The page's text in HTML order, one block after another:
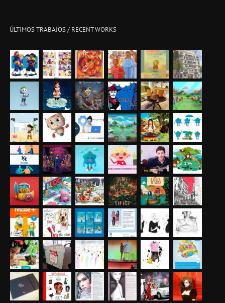
ÚLTIMOS TRABAJOS / RECENT WORKS